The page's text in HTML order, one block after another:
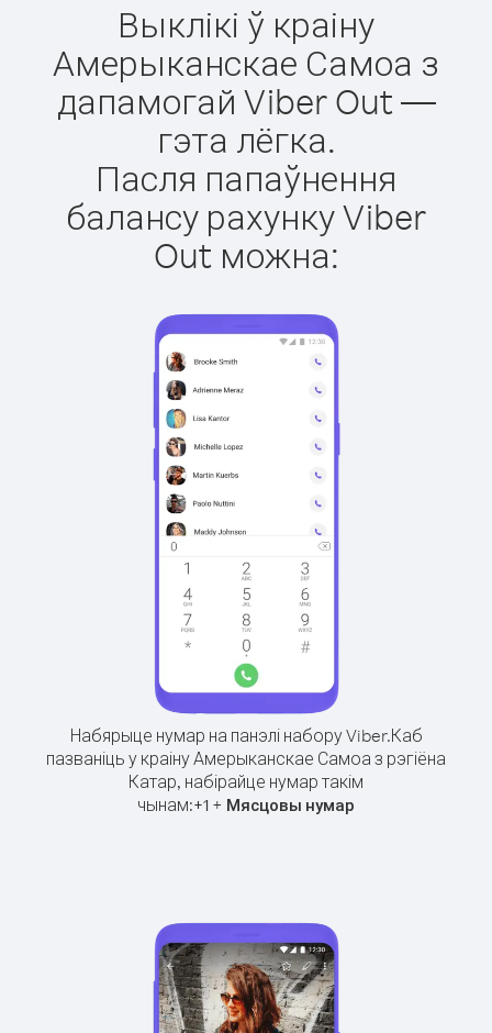
Выклікі ў краіну
Амерыканскае Самоа з
дапамогай Viber Out —
гэта лёгка.
Пасля папаўнення
балансу рахунку Viber
Out можна:
Набярыце нумар на панэлі набору Viber.Каб
пазваніць у краіну Амерыканскае Самоа з рэгіёна
Катар, набірайце нумар такім
чынам:+1 + Мясцовы нумар